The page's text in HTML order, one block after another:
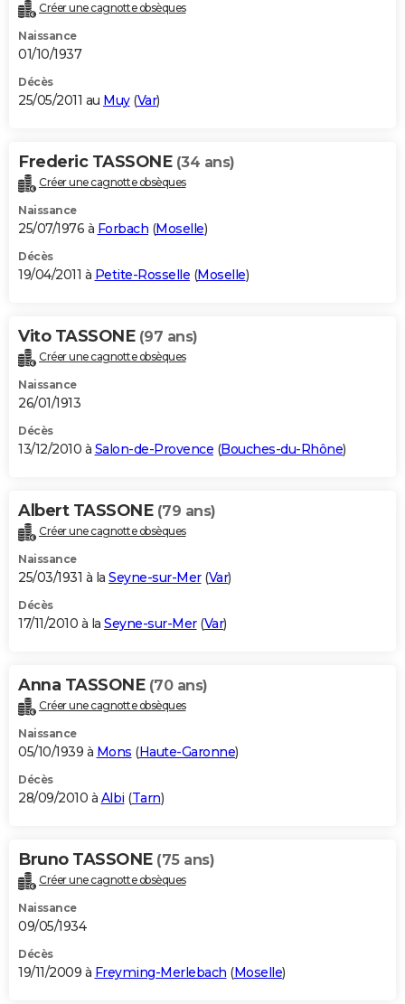
Créer une cagnotte obsèques
Naissance
01/10/1937
Décès
25/05/2011 au Muy(Var)
Frederic TASSONE (34 ans)
Créer une cagnotte obsèques
Naissance
25/07/1976 à Forbach (Moselle)
Décès
19/04/2011 à Petite-Rosselle (Moselle)
Vito TASSONE (97 ans)
Créer une cagnotte obsèques
Naissance
26/01/1913
Décès
13/12/2010 à Salon-de-Provence (Bouches-du-Rhône)
Albert TASSONE (79 ans)
Créer une cagnotte obsèques
Naissance
25/03/1931 à la Seyne-sur-Mer(Var)
Décès
17/11/2010 à la Seyne-sur-Mer(Var)
Anna TASSONE (70 ans)
Créer une cagnotte obsèques
Naissance
05/10/1939 à Mons (Haute-Garonne)
Décès
28/09/2010 à Albi (Tarn)
Bruno TASSONE (75 ans)
Créer une cagnotte obsèques
Naissance
09/05/1934
Décès
19/11/2009 à Freyming-Merlebach (Moselle)